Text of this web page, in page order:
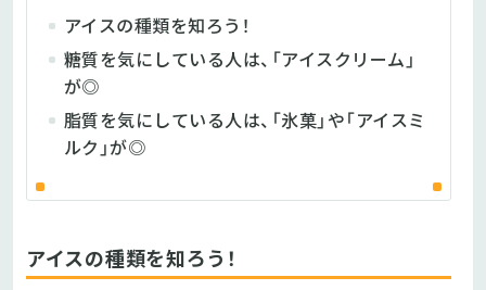
アイスの種類を知ろう！
糖質を気にしている人は、「アイスクリーム」
が◎
脂質を気にしている人は、「氷菓」や「アイスミ
ルク」が◎
アイスの種類を知ろう！